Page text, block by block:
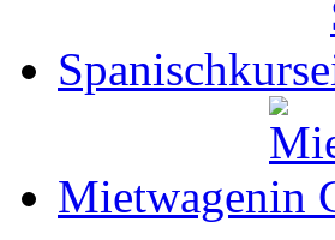
Spanischkurse
Mietwagen